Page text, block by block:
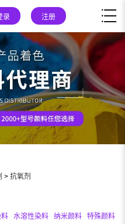
录 注册
> 抗氧剂
水溶性染料 纳米颜料
特殊颜料